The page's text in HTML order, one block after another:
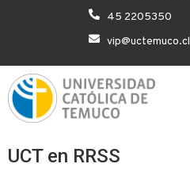
45 2205350
vip@uctemuco.cl
UCT en RRSS